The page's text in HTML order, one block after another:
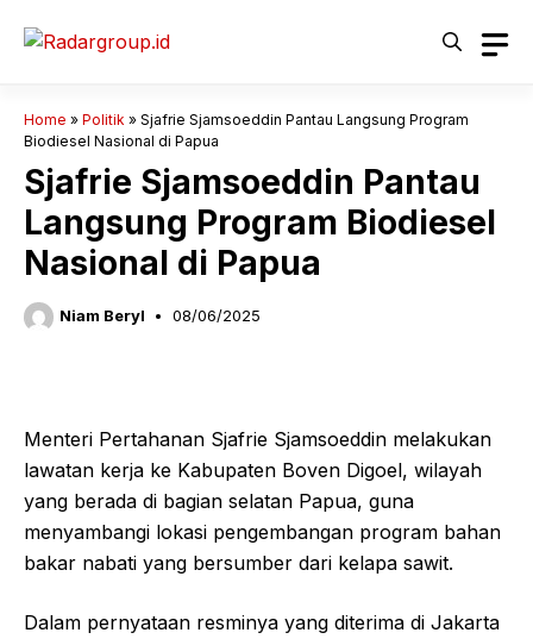
Home » Politik » Sjafrie Sjamsoeddin Pantau Langsung Program
Biodiesel Nasional di Papua
Sjafrie Sjamsoeddin Pantau
Langsung Program Biodiesel
Nasional di Papua
Niam Beryl 08/06/2025
Menteri Pertahanan Sjafrie Sjamsoeddin melakukan
lawatan kerja ke Kabupaten Boven Digoel, wilayah
yang berada di bagian selatan Papua, guna
menyambangi lokasi pengembangan program bahan
bakar nabati yang bersumber dari kelapa sawit.
Dalam pernyataan resminya yang diterima di Jakarta